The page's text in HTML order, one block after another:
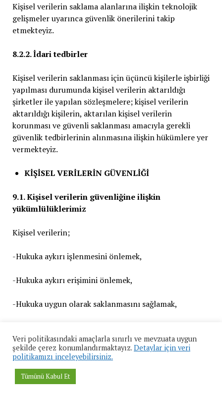
Kişisel verilerin saklama alanlarına ilişkin teknolojik
gelişmeler uyarınca güvenlik önerilerini takip
etmekteyiz.
8.2.2. İdari tedbirler
Kişisel verilerin saklanması için üçüncü kişilerle işbirliği
yapılması durumunda kişisel verilerin aktarıldığı
şirketler ile yapılan sözleşmelere; kişisel verilerin
aktarıldığı kişilerin, aktarılan kişisel verilerin
korunması ve güvenli saklanması amacıyla gerekli
güvenlik tedbirlerinin alınmasına ilişkin hükümlere yer
vermekteyiz.
KİŞİSEL VERİLERİN GÜVENLİĞİ
9.1. Kişisel verilerin güvenliğine ilişkin
yükümlülüklerimiz
Kişisel verilerin;
-Hukuka aykırı işlenmesini önlemek,
-Hukuka aykırı erişimini önlemek,
-Hukuka uygun olarak saklanmasını sağlamak,
göre idari ve teknik tedbirler almaktayız.
9.2. Kişisel verilerin hukuka aykırı işlenmesini
önlemek için aldığımız tedbirler
Veri politikasındaki amaçlarla sınırlı ve mevzuata uygun
şekilde çerez konumlandırmaktayız. Detaylar için veri
politikamızı inceleyebilirsiniz.
Tümünü Kabul Et